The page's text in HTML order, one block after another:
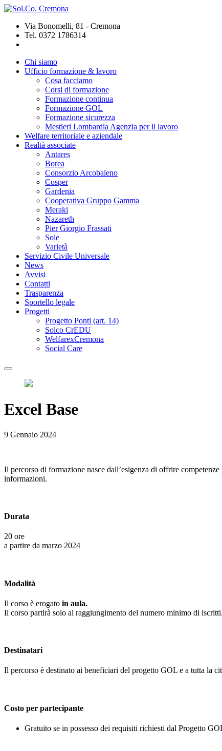
Via Bonomelli, 81 - Cremona
Tel. 0372 1786314
Chi siamo
Ufficio formazione & lavoro
Cosa facciamo
Corsi di formazione
Formazione continua
Formazione GOL
Formazione sicurezza
Mestieri Lombardia Agenzia per il lavoro
Welfare territoriale e aziendale
Realtà associate
Antares
Borea
Consorzio Arcobaleno
Cosper
Gardenia
Cooperativa Gruppo Gamma
Meraki
Nazareth
Pier Giorgio Frassati
Sole
Varietà
Servizio Civile Universale
News
Avvisi
Contatti
Trasparenza
Sportello legale
Progetti
Progetto Ponti (art. 14)
Solco CrEDU
WelfarexCremona
Social Care
Excel Base
9 Gennaio 2024
Il percorso di formazione nasce dall’esigenza di offrire
informazioni.
Durata
20 ore
a partire da marzo 2024
Modalità
Il corso è erogato in aula.
Il corso partirà solo al raggiungimento del numero minimo di iscritti.
Destinatari
Il percorso è destinato ai beneficiari del progetto GOL e a tutta la
Costo per partecipante
Gratuito se in possesso dei requisiti richiesti dal Progetto